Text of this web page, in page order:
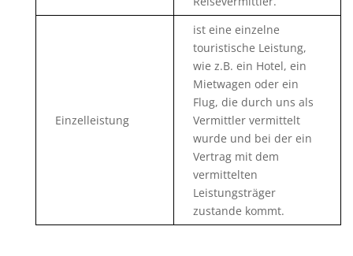
Einzelleistung
ist eine einzelne
touristische Leistung,
wie z.B. ein Hotel, ein
Mietwagen oder ein
Flug, die durch uns als
Vermittler vermittelt
wurde und bei der ein
Vertrag mit dem
vermittelten
Leistungsträger
zustande kommt.